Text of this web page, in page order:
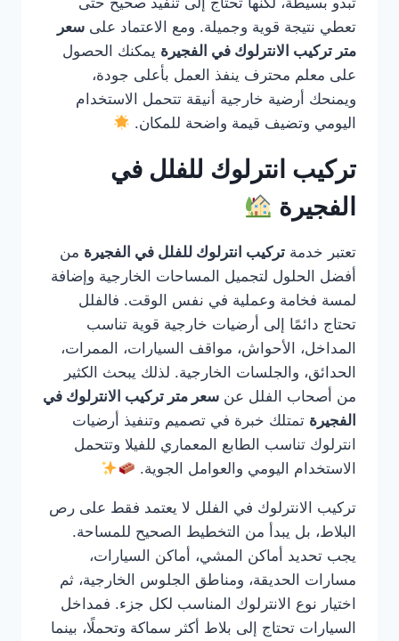
تعطي نتيجة قوية وجميلة. ومع الاعتماد على سعر
متر تركيب الانترلوك في الفجيرة يمكنك الحصول
على معلم محترف ينفذ العمل بأعلى جودة،
ويمنحك أرضية خارجية أنيقة تتحمل الاستخدام
اليومي وتضيف قيمة واضحة للمكان.
تركيب انترلوك للفلل في
الفجيرة
تعتبر خدمة تركيب انترلوك للفلل في الفجيرة من
أفضل الحلول لتجميل المساحات الخارجية وإضافة
لمسة فخامة وعملية في نفس الوقت. فالفلل
تحتاج دائمًا إلى أرضيات خارجية قوية تناسب
المداخل، الأحواش، مواقف السيارات، الممرات،
الحدائق، والجلسات الخارجية. لذلك يبحث الكثير
من أصحاب الفلل عن سعر متر تركيب الانترلوك في
الفجيرة تمتلك خبرة في تصميم وتنفيذ أرضيات
انترلوك تناسب الطابع المعماري للفيلا وتتحمل
الاستخدام اليومي والعوامل الجوية.
تركيب الانترلوك في الفلل لا يعتمد فقط على رص
البلاط، بل يبدأ من التخطيط الصحيح للمساحة.
يجب تحديد أماكن المشي، أماكن السيارات،
مسارات الحديقة، ومناطق الجلوس الخارجية، ثم
اختيار نوع الانترلوك المناسب لكل جزء. فمداخل
السيارات تحتاج إلى بلاط أكثر سماكة وتحملًا، بينما